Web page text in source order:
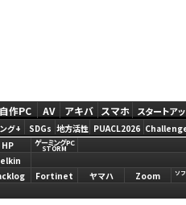
自作PC AV アキバ スマホ スタートア
グ+ SDGs 地方活性 PUACL2026
HP ゲーミングPC
STORM
Fortinet ヤマハ Zoom
ソ